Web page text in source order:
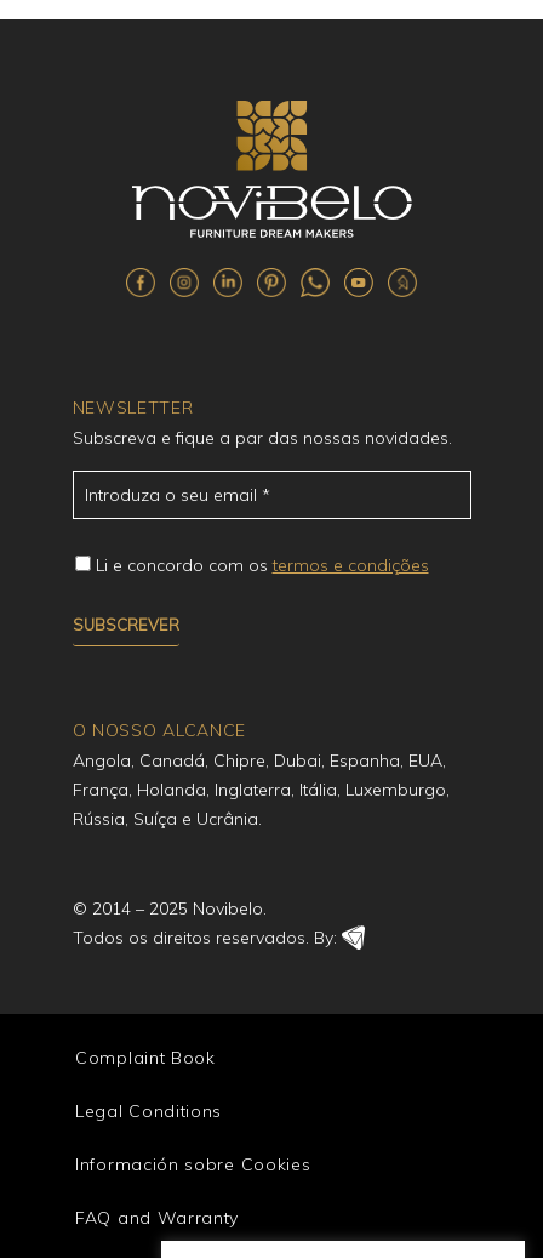
NEWSLETTER
Subscreva e fique a par das nossas novidades.
Li e concordo com ostermos e condições
O NOSSO ALCANCE
Angola, Canadá, Chipre, Dubai, Espanha, EUA,
França, Holanda, Inglaterra, Itália, Luxemburgo,
Rússia, Suíça e Ucrânia.
© 2014 – 2025 Novibelo.
Todos os direitos reservados. By:
Complaint Book
Legal Conditions
Información sobre Cookies
FAQ and Warranty